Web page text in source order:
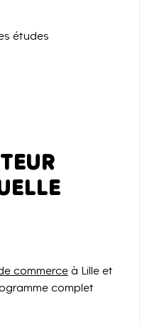
études
commerce à Lille et
complet